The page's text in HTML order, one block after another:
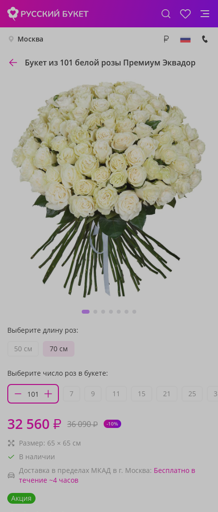
Москва
Букет из 101 белой розы Премиум Эквадор
Выберите длину роз:
50 см
70 см
Выберите число роз в букете:
7 9 11 15 21 25
32 560 ₽ 36 090₽ -10%
Размер: 65 × 65 см
В наличии
Доставка в пределах МКАД в г. Москва: Бесплатно в
течение ~4 часов
Акция